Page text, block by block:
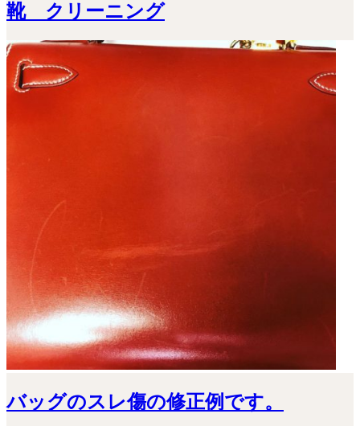
靴 クリーニング
バッグのスレ傷の修正例です。